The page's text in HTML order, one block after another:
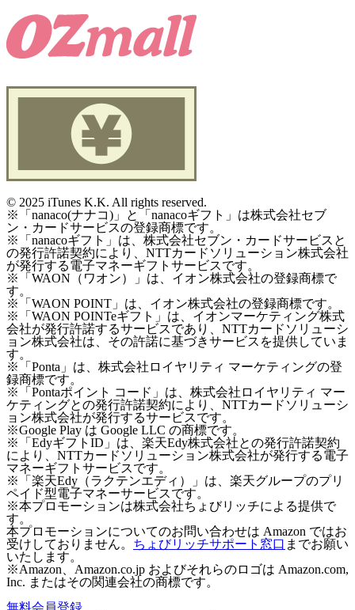
© 2025 iTunes K.K. All rights reserved.
※「nanaco(ナナコ)」と「nanacoギフト」は株式会社セブ
ン・カードサービスの登録商標です。
※「nanacoギフト」は、株式会社セブン・カードサービスと
の発行許諾契約により、NTTカードソリューション株式会社
が発行する電子マネーギフトサービスです。
※「WAON（ワオン）」は、イオン株式会社の登録商標で
す。
※「WAON POINT」は、イオン株式会社の登録商標です。
※「WAON POINTeギフト」は、イオンマーケティング株式
会社が発行許諾するサービスであり、NTTカードソリューシ
ョン株式会社は、その許諾に基づきサービスを提供していま
す。
※「Ponta」は、株式会社ロイヤリティ マーケティングの登
録商標です。
※「Pontaポイント コード」は、株式会社ロイヤリティ マー
ケティングとの発行許諾契約により、NTTカードソリューシ
ョン株式会社が発行するサービスです。
※Google Play は Google LLC の商標です。
※「EdyギフトID」は、楽天Edy株式会社との発行許諾契約
により、NTTカードソリューション株式会社が発行する電子
マネーギフトサービスです。
※「楽天Edy（ラクテンエディ）」は、楽天グループのプリ
ペイド型電子マネーサービスです。
※本プロモーションは株式会社ちょびリッチによる提供で
す。
本プロモーションについてのお問い合わせは Amazon ではお
受けしておりません。 ちょびリッチサポート窓口 までお願い
いたします。
※Amazon、Amazon.co.jp およびそれらのロゴは Amazon.com,
Inc. またはその関連会社の商標です。